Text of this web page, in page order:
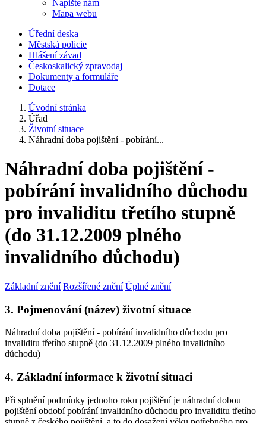
Napište nám
Mapa webu
Úřední deska
Městská policie
Hlášení závad
Českoskalický zpravodaj
Dokumenty a formuláře
Dotace
Úvodní stránka
Úřad
Životní situace
Náhradní doba pojištění - pobírání...
Náhradní doba pojištění -
pobírání invalidního důchodu
pro invaliditu třetího stupně
(do 31.12.2009 plného
invalidního důchodu)
Základní znění Rozšířené znění Úplné znění
3. Pojmenování (název) životní situace
Náhradní doba pojištění - pobírání invalidního důchodu pro
invaliditu třetího stupně (do 31.12.2009 plného invalidního
důchodu)
4. Základní informace k životní situaci
Při splnění podmínky jednoho roku pojištění je náhradní dobou
pojištění období pobírání invalidního důchodu pro invaliditu třetího